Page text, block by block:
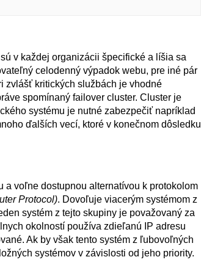
v každej organizácii špecifické a líšia sa
celodenný výpadok webu, pre iné pár
zvlášť kritických službách je vhodné
spomínaný failover cluster. Cluster je
systému je nutné zabezpečiť napríklad
ďalších vecí, ktoré v konečnom dôsledku
a voľne dostupnou alternatívou k protokolom
Protocol). Dovoľuje viacerým systémom z
systém z tejto skupiny je považovaný za
okolností používa zdieľanú IP adresu
Ak by však tento systém z ľubovoľných
systémov v závislosti od jeho priority.